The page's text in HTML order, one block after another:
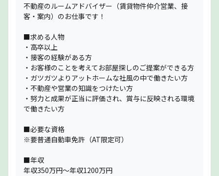
不動産のルームアドバイザー（賃貸物件仲介営業、接
客・案内）のお仕事です！
■求める人物
・高卒以上
・接客の経験がある方
・お客様のことを考えてお部屋探しのご提案ができる方
・ガツガツよりアットホームな社風の中で働きたい方
・不動産や営業の知識をつけたい方
・努力と成果が正当に評価され、賞与に反映される環境
で働きたい方
■必要な資格
※要普通自動車免許（AT限定可）
■年収
年収350万円〜年収1200万円